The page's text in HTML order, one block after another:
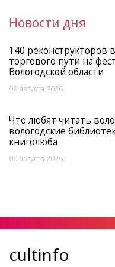
Новости дня
140 реконструкторов
торгового пути на
Вологодской области
09 августа 2026
Что любят читать
вологодские
книголюба
09 августа 2026
cultinfo